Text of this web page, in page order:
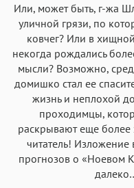
Или, может быть, г-жа
уличной грязи, по
ковчег? Или в
некогда рождались
мысли? Возможно,
домишко стал ее
жизнь и неплохой
проходимцы,
раскрывают еще
читатель! Изложение
прогнозов о «Ноевом